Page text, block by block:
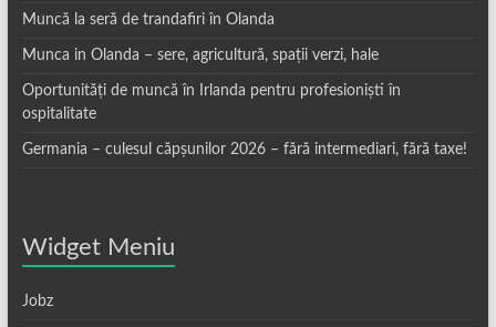
Muncă la seră de trandafiri în Olanda
Munca in Olanda – sere, agricultură, spații verzi, hale
Oportunități de muncă în Irlanda pentru profesioniști în
ospitalitate
Germania – culesul căpșunilor 2026 – fără intermediari, fără taxe!
Widget Meniu
Jobz